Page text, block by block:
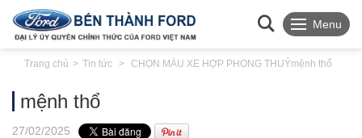
Menu
Trang chủ Tin tức CHỌN MÀU XE HỢP PHONG THUỶmệnh thổ
mệnh thổ
27/02/2025